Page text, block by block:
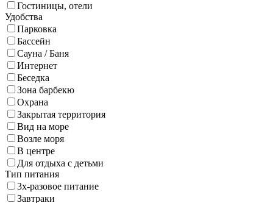
Гостиницы, отели
Удобства
Парковка
Бассейн
Сауна / Баня
Интернет
Беседка
Зона барбекю
Охрана
Закрытая территория
Вид на море
Возле моря
В центре
Для отдыха с детьми
Тип питания
3х-разовое питание
Завтраки